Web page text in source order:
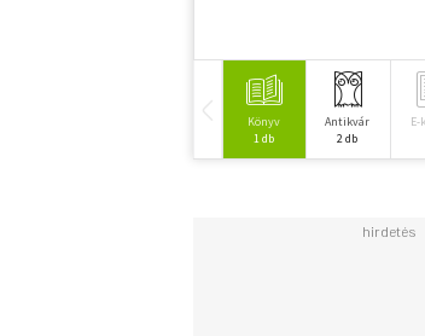
Könyv
1 db
Antikvár
2 db
E-